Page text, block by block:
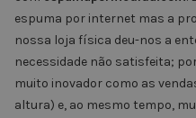
espuma por internet mas a
nossa loja física deu-nos a
necessidade não satisfeita;
muito inovador como as
altura) e, ao mesmo tempo,